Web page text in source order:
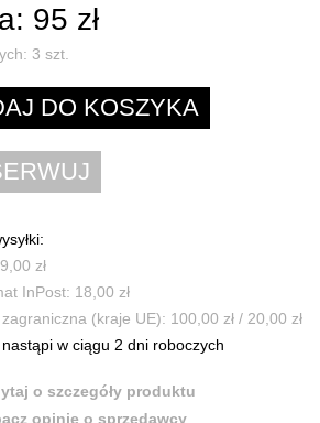
95 zł
3 szt.
zł
InPost: 18,00 zł
zagraniczna (kraje UE): 100,00 zł / 20,00 zł
nastąpi w ciągu 2 dni roboczych
o szczegóły produktu
opinie o sprzedawcy